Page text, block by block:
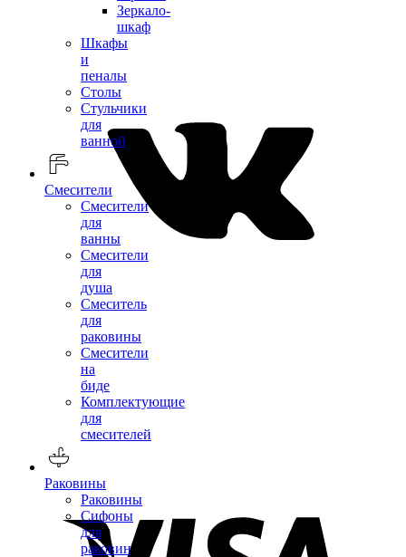
Зеркало-
шкаф
Шкафы
и
пеналы
Столы
Стульчики
для
ванной
Смесители
Смесители
для
ванны
Смесители
для
душа
Смеситель
для
раковины
Смесители
на
биде
Комплектующие
для
смесителей
Раковины
Раковины
Сифоны
для
раковин